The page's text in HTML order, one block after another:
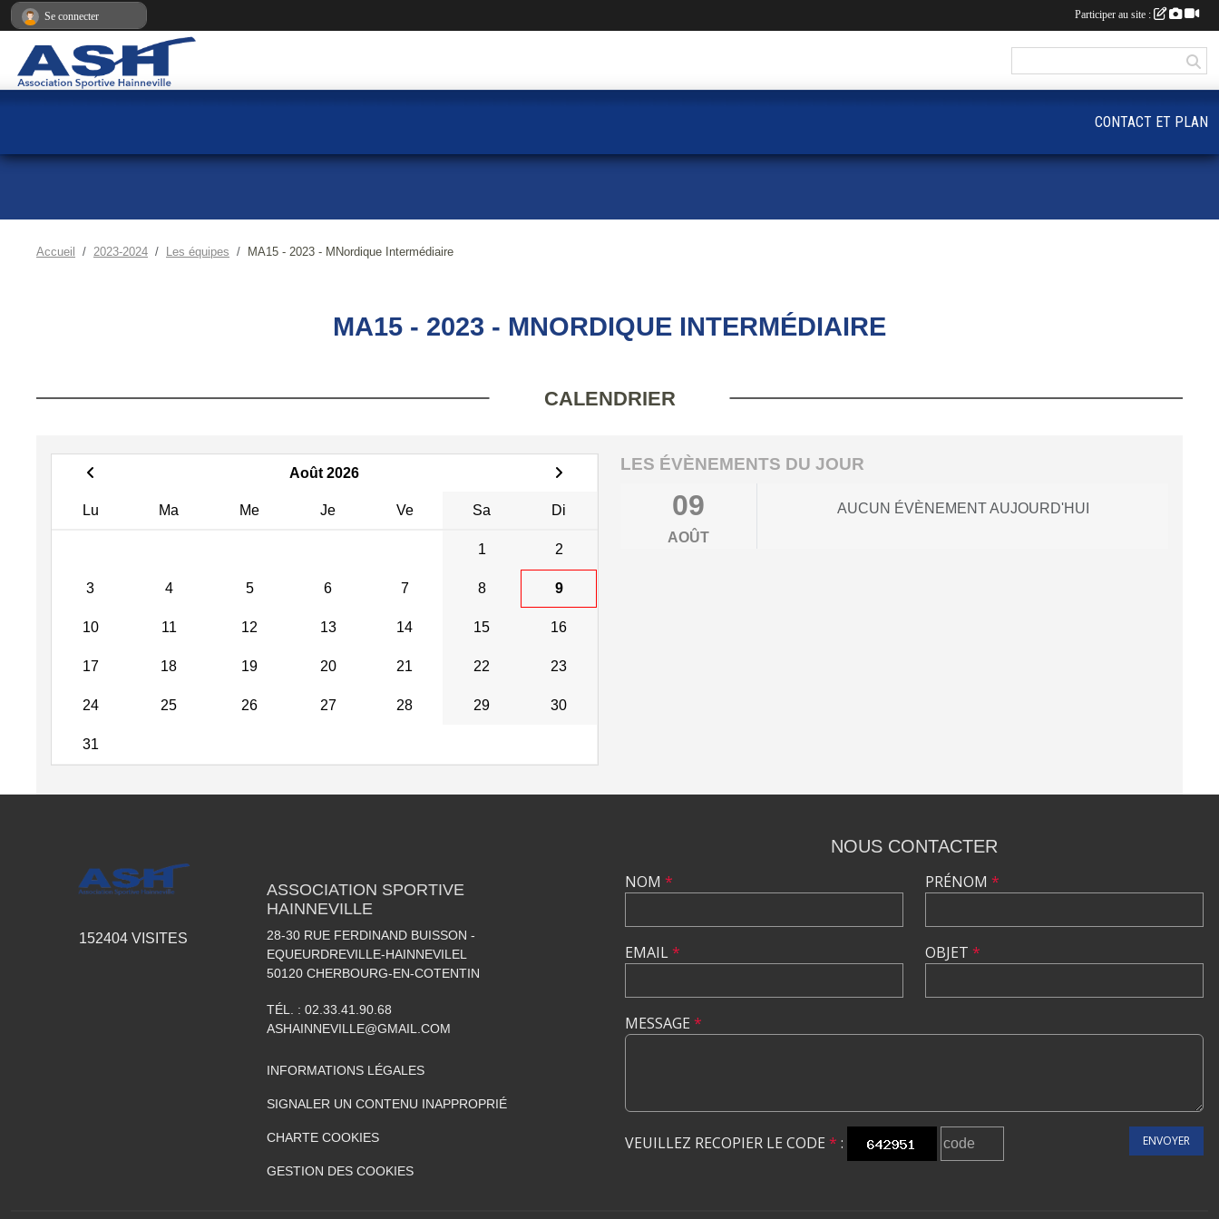
Accueil 2023-2024 Les équipes MA15 - 2023 - MNordique Intermédiaire
MA15 - 2023 - MNORDIQUE INTERMÉDIAIRE
CALENDRIER
Août 2026
Lu Ma Me Je Ve Sa Di
1 2
3 4 5 6 7 8 9
10 11 12 13 14 15 16
17 18 19 20 21 22 23
24 25 26 27 28 29 30
31
LES ÉVÈNEMENTS DU JOUR
09
AOÛT
AUCUN ÉVÈNEMENT AUJOURD'HUI
CONTACT ET PLAN
152404 VISITES
ASSOCIATION SPORTIVE
HAINNEVILLE
28-30 RUE FERDINAND BUISSON -
EQUEURDREVILLE-HAINNEVILEL
50120 CHERBOURG-EN-COTENTIN
TÉL. : 02.33.41.90.68
ASHAINNEVILLE@GMAIL.COM
INFORMATIONS LÉGALES
SIGNALER UN CONTENU INAPPROPRIÉ
CHARTE COOKIES
GESTION DES COOKIES
NOUS CONTACTER
NOM *
EMAIL*
PRÉNOM *
OBJET *
MESSAGE *
VEUILLEZ RECOPIER LE CODE * : ENVOYER
Se connecter Participer au site :
Panneau de gestion des cookies